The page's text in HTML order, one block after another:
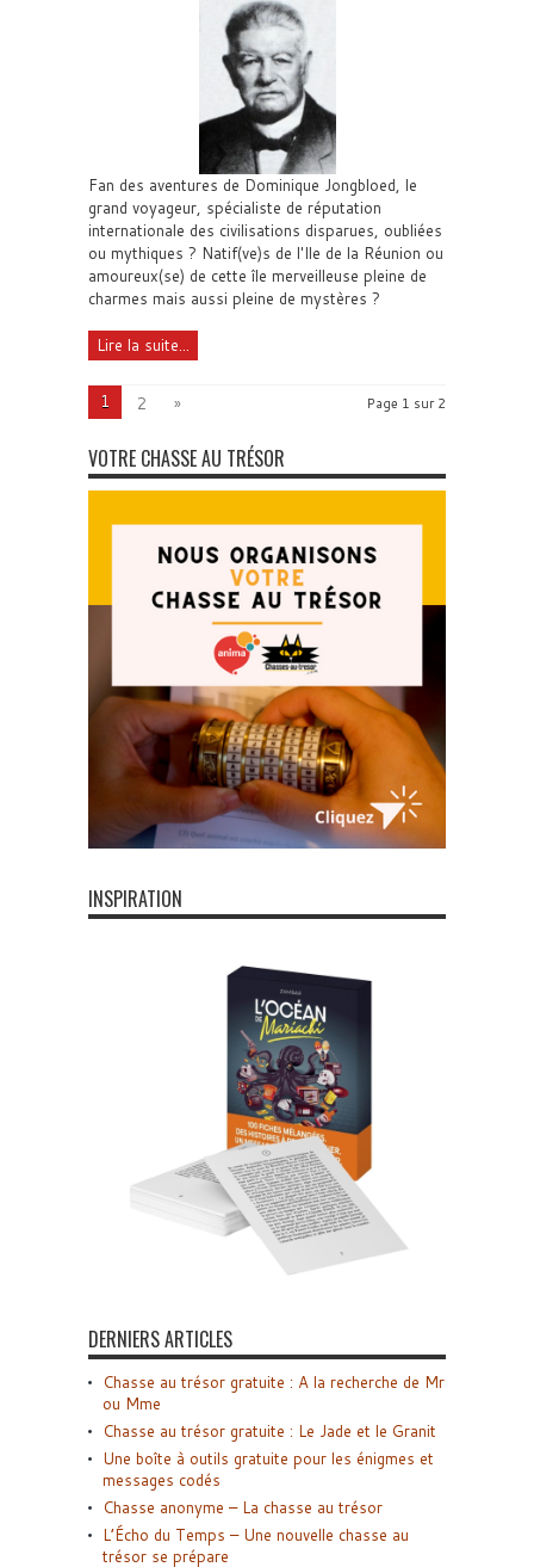
Fan des aventures de Dominique Jongbloed, le
grand voyageur, spécialiste de réputation
internationale des civilisations disparues, oubliées
ou mythiques ? Natif(ve)s de l'Ile de la Réunion ou
amoureux(se) de cette île merveilleuse pleine de
charmes mais aussi pleine de mystères ?
Lire la suite...
Page 1 sur 2
1 2 »
VOTRE CHASSE AU TRÉSOR
INSPIRATION
DERNIERS ARTICLES
Chasse au trésor gratuite : A la recherche de Mr
ou Mme
Chasse au trésor gratuite : Le Jade et le Granit
Une boîte à outils gratuite pour les énigmes et
messages codés
Chasse anonyme – La chasse au trésor
L’Écho du Temps – Une nouvelle chasse au
trésor se prépare